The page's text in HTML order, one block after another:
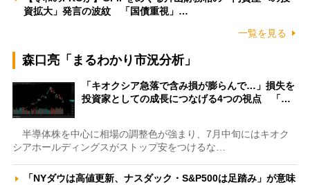
資拡大」発言の波紋 「国債重視」…
一覧を見る
森口亮「まるわかり市況分析」
「キオクシア急落で含み損が膨らんで…」損失を
投資家としての成長につなげる4つの視点 「…
半導体株を中心に相場の調整色が強まり、7月中旬にはキオク
シアホールディングスがストップ安をつけるな…
「NYダウは高値更新、ナスダック・S&P500は足踏み」が意味